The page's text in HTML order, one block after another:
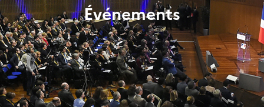
Événements